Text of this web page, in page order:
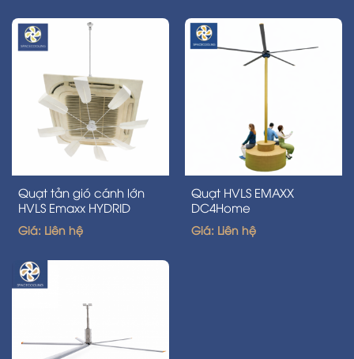
Quạt tản gió cánh lớn
HVLS Emaxx HYDRID
Giá: Liên hệ
Quạt HVLS EMAXX
DC4Home
Giá: Liên hệ